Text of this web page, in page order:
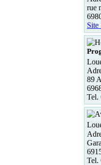
rue
Site
89
Tel.
Tel.